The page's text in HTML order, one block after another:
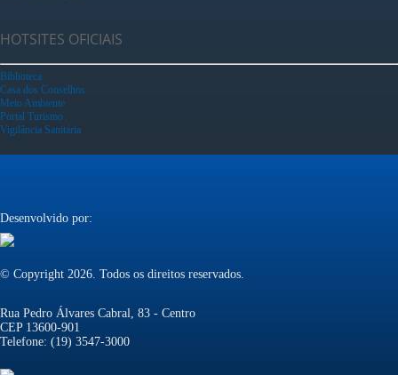
HOTSITES OFICIAIS
Biblioteca
Casa dos Conselhos
Meio Ambiente
Portal Turismo
Vigilância Sanitária
Desenvolvido por:
© Copyright 2026. Todos os direitos reservados.
Rua Pedro Álvares Cabral, 83 - Centro
CEP 13600-901
Telefone: (19) 3547-3000